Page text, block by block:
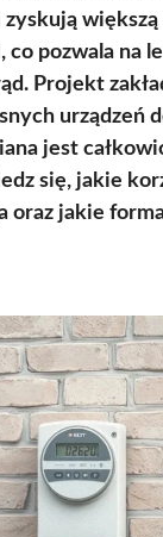
pozwala na
Projekt
urządzeń
jest
się, jakie
oraz jakie